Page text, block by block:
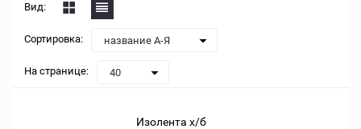
Вид:
Сортировка: название А-Я
На странице: 40
Изолента х/б